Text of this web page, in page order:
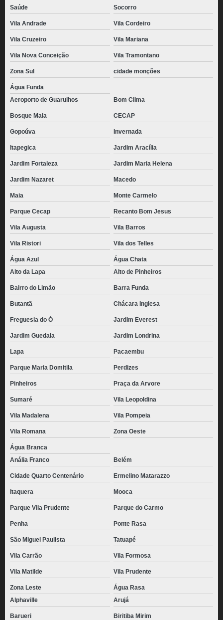
Saúde Socorro
Vila Andrade Vila Cordeiro
Vila Cruzeiro Vila Mariana
Vila Nova Conceição Vila Tramontano
Zona Sul cidade monções
Água Funda
Aeroporto de Guarulhos
Bom Clima
Bosque Maia CECAP
Gopoúva Invernada
Itapegica Jardim Aracília
Jardim Fortaleza Jardim Maria Helena
Jardim Nazaret Macedo
Maia Monte Carmelo
Parque Cecap Recanto Bom Jesus
Vila Augusta Vila Barros
Vila Ristori Vila dos Telles
Água Azul
Água Chata
Alto da Lapa
Alto de Pinheiros
Bairro do Limão Barra Funda
Butantã Chácara Inglesa
Freguesia do Ó Jardim Everest
Jardim Guedala Jardim Londrina
Lapa Pacaembu
Parque Maria Domitila Perdizes
Pinheiros Praça da Arvore
Sumaré Vila Leopoldina
Vila Madalena Vila Pompeia
Vila Romana Zona Oeste
Água Branca
Anália Franco
Belém
Cidade Quarto Centenário Ermelino Matarazzo
Itaquera Mooca
Parque Vila Prudente Parque do Carmo
Penha Ponte Rasa
São Miguel Paulista Tatuapé
Vila Carrão Vila Formosa
Vila Matilde Vila Prudente
Zona Leste
Água Rasa
Alphaville
Arujá
Barueri Biritiba Mirim